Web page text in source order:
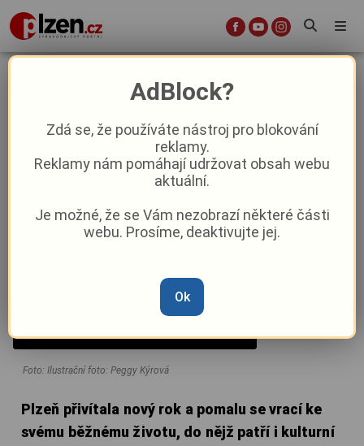
Kulturní tipy: co přinese první
lednový víkend?
2. 1. 2025|17:00
Foto: Ilustrační foto: Peggy Kýrová
Plzeň přivítala nový rok a pomalu se vrací ke
svému běžnému životu, do nějž patří i kulturní
AdBlock?
Zdá se, že používáte nástroj pro blokování
reklamy.
Reklamy nám pomáhají udržovat obsah webu
aktuální.
Je možné, že se Vám nezobrazí některé části
webu. Prosíme, deaktivujte jej.
Ok